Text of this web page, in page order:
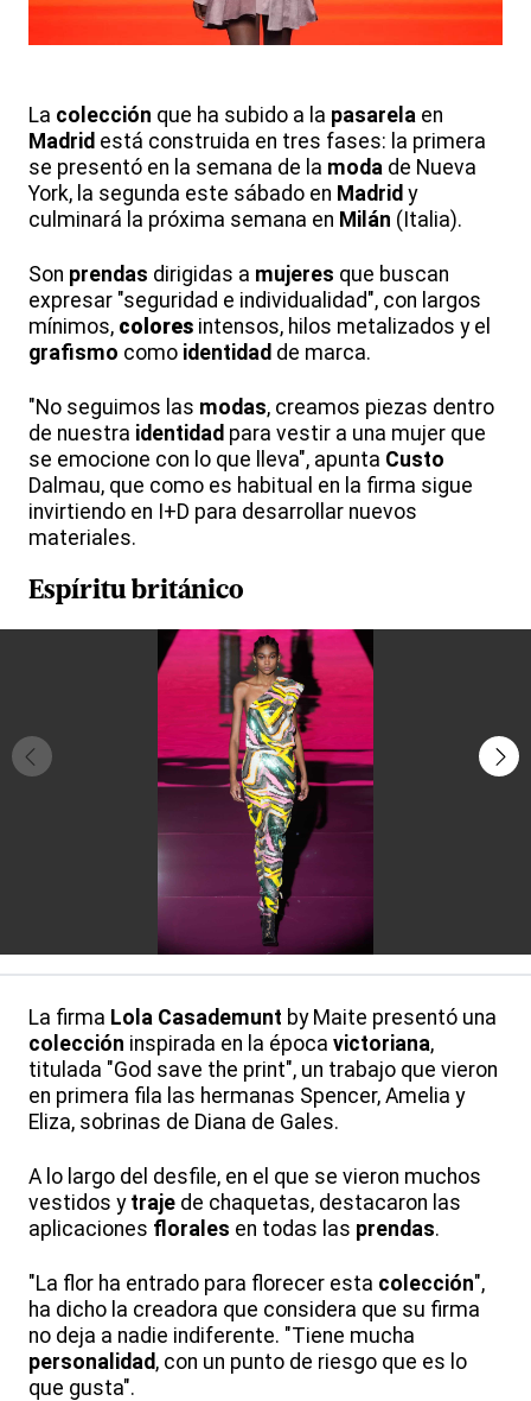
La colección que ha subido a la pasarela en
Madrid está construida en tres fases: la primera
se presentó en la semana de la moda de Nueva
York, la segunda este sábado en Madrid y
culminará la próxima semana en Milán (Italia).
Son prendas dirigidas a mujeres que buscan
expresar "seguridad e individualidad", con largos
mínimos, colores intensos, hilos metalizados y el
grafismo como identidad de marca.
"No seguimos las modas, creamos piezas dentro
de nuestra identidad para vestir a una mujer que
se emocione con lo que lleva", apunta Custo
Dalmau, que como es habitual en la firma sigue
invirtiendo en I+D para desarrollar nuevos
materiales.
Espíritu británico
La firma Lola Casademunt by Maite presentó una
colección inspirada en la época victoriana,
titulada "God save the print", un trabajo que vieron
en primera fila las hermanas Spencer, Amelia y
Eliza, sobrinas de Diana de Gales.
A lo largo del desfile, en el que se vieron muchos
vestidos y traje de chaquetas, destacaron las
aplicaciones florales en todas las prendas.
"La flor ha entrado para florecer esta colección",
ha dicho la creadora que considera que su firma
no deja a nadie indiferente. "Tiene mucha
personalidad , con un punto de riesgo que es lo
que gusta".